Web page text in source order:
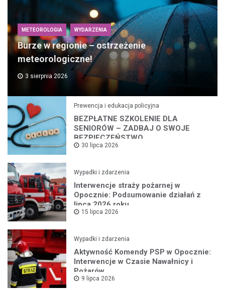
METEOROLOGIA WYDARZENIA
Burze w regionie – ostrzeżenie
meteorologiczne!
3 sierpnia 2026
Prewencja i edukacja policyjna
BEZPŁATNE SZKOLENIE DLA
SENIORÓW – ZADBAJ O SWOJE
BEZPIECZEŃSTWO
30 lipca 2026
Wypadki i zdarzenia
Interwencje straży pożarnej w
Opocznie: Podsumowanie działań z
lipca 2026 roku
15 lipca 2026
Wypadki i zdarzenia
Aktywność Komendy PSP w Opocznie:
Interwencje w Czasie Nawałnicy i
Pożarów
9 lipca 2026